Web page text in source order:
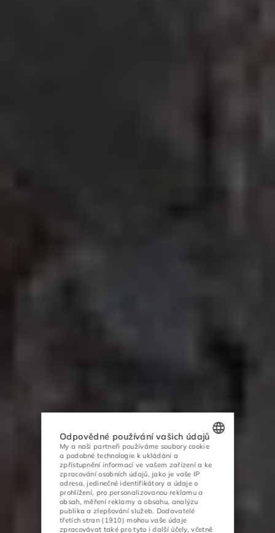
ENGLISH
GERMAN
CZECH
Odpovědné používání vašich údajů
My a naši partneři používáme soubory cookie
a podobné technologie k ukládání a
zpřístupnění informací ve vašem zařízení a ke
zpracování osobních údajů, jako je vaše IP
adresa, jedinečné identifikátory a údaje o
prohlížení, pro personalizovanou reklamu a
obsah, měření reklamy a obsahu, analýzu
publika a zlepšování služeb. Dodavatelé
třetích stran (1910) mohou vaše údaje
zpracovávat také pro tyto i další účely, včetně